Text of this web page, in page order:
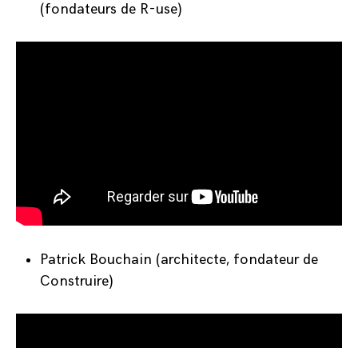
(fondateurs de R-use)
Patrick Bouchain (architecte, fondateur de
Construire)